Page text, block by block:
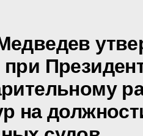
на